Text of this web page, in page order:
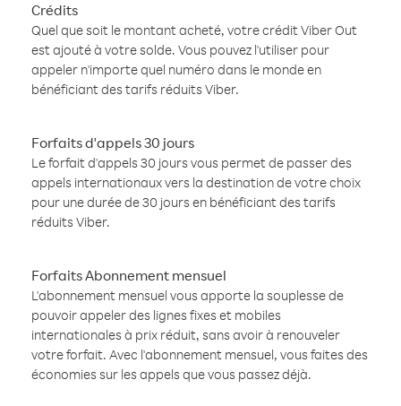
Crédits
Quel que soit le montant acheté, votre crédit Viber Out
est ajouté à votre solde. Vous pouvez l'utiliser pour
appeler n'importe quel numéro dans le monde en
bénéficiant des tarifs réduits Viber.
Forfaits d'appels 30 jours
Le forfait d'appels 30 jours vous permet de passer des
appels internationaux vers la destination de votre choix
pour une durée de 30 jours en bénéficiant des tarifs
réduits Viber.
Forfaits Abonnement mensuel
L'abonnement mensuel vous apporte la souplesse de
pouvoir appeler des lignes fixes et mobiles
internationales à prix réduit, sans avoir à renouveler
votre forfait. Avec l'abonnement mensuel, vous faites des
économies sur les appels que vous passez déjà.